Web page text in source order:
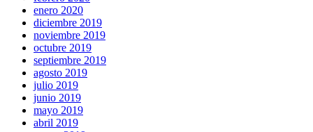
enero 2020
diciembre 2019
noviembre 2019
octubre 2019
septiembre 2019
agosto 2019
julio 2019
junio 2019
mayo 2019
abril 2019